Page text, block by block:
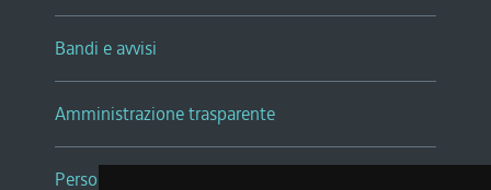
Bandi e avvisi
Amministrazione trasparente
Persone e Uffici